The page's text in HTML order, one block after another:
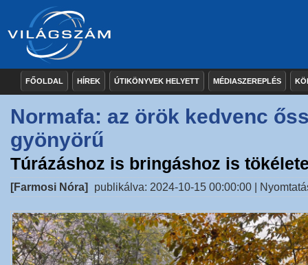
FŐOLDAL HÍREK ÚTIKÖNYVEK HELYETT MÉDIASZEREPLÉS
Normafa: az örök kedvenc
gyönyörű
Túrázáshoz is bringáshoz is
[Farmosi Nóra] publikálva: 2024-10-15 00:00:00 |